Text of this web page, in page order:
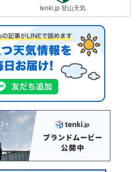
tenki.jp 登山天気